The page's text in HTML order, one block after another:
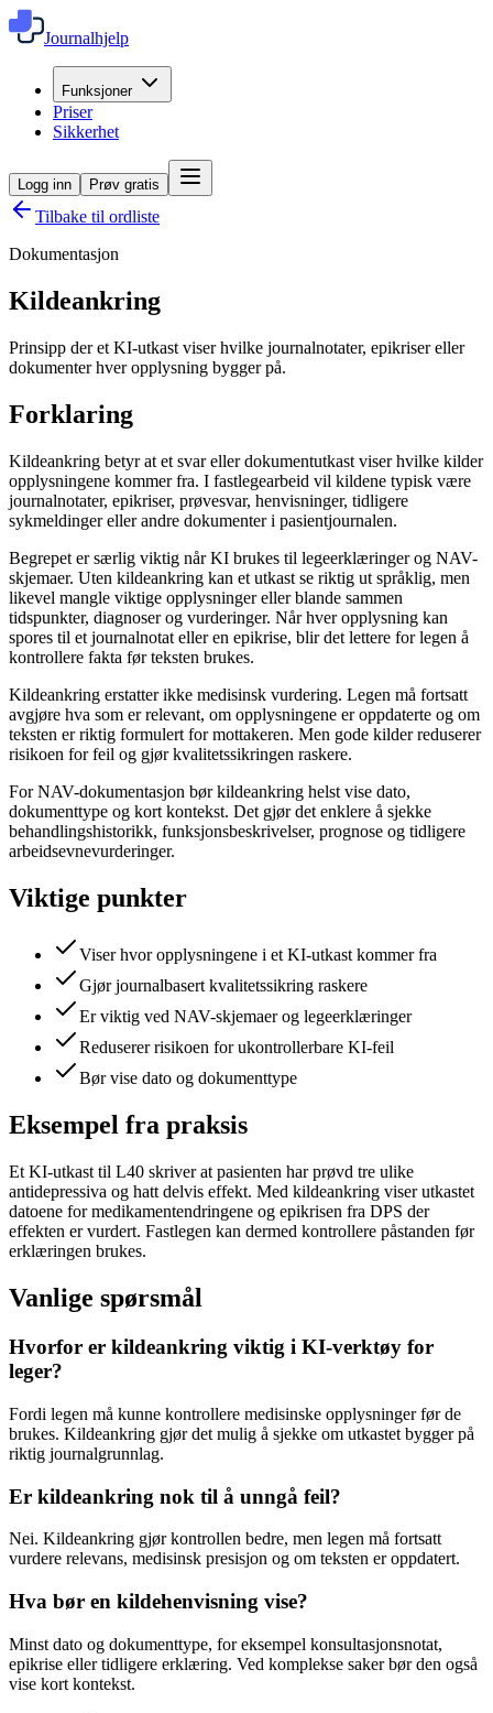
Journalhjelp
Funksjoner
Priser
Sikkerhet
Logg inn Prøv gratis
Tilbake til ordliste
Dokumentasjon
Kildeankring
Prinsipp der et KI-utkast viser hvilke journalnotater, epikriser eller
dokumenter hver opplysning bygger på.
Forklaring
Kildeankring betyr at et svar eller dokumentutkast viser hvilke kilder
opplysningene kommer fra. I fastlegearbeid vil kildene typisk være
journalnotater, epikriser, prøvesvar, henvisninger, tidligere
sykmeldinger eller andre dokumenter i pasientjournalen.
Begrepet er særlig viktig når KI brukes til legeerklæringer og NAV-
skjemaer. Uten kildeankring kan et utkast se riktig ut språklig, men
likevel mangle viktige opplysninger eller blande sammen
tidspunkter, diagnoser og vurderinger. Når hver opplysning kan
spores til et journalnotat eller en epikrise, blir det lettere for legen å
kontrollere fakta før teksten brukes.
Kildeankring erstatter ikke medisinsk vurdering. Legen må fortsatt
avgjøre hva som er relevant, om opplysningene er oppdaterte og om
teksten er riktig formulert for mottakeren. Men gode kilder reduserer
risikoen for feil og gjør kvalitetssikringen raskere.
For NAV-dokumentasjon bør kildeankring helst vise dato,
dokumenttype og kort kontekst. Det gjør det enklere å sjekke
behandlingshistorikk, funksjonsbeskrivelser, prognose og tidligere
arbeidsevnevurderinger.
Viktige punkter
Viser hvor opplysningene i et KI-utkast kommer fra
Gjør journalbasert kvalitetssikring raskere
Er viktig ved NAV-skjemaer og legeerklæringer
Reduserer risikoen for ukontrollerbare KI-feil
Bør vise dato og dokumenttype
Eksempel fra praksis
Et KI-utkast til L40 skriver at pasienten har prøvd tre ulike
antidepressiva og hatt delvis effekt. Med kildeankring viser utkastet
datoene for medikamentendringene og epikrisen fra DPS der
effekten er vurdert. Fastlegen kan dermed kontrollere påstanden før
erklæringen brukes.
Vanlige spørsmål
Hvorfor er kildeankring viktig i KI-verktøy for
leger?
Fordi legen må kunne kontrollere medisinske opplysninger før de
brukes. Kildeankring gjør det mulig å sjekke om utkastet bygger på
riktig journalgrunnlag.
Er kildeankring nok til å unngå feil?
Nei. Kildeankring gjør kontrollen bedre, men legen må fortsatt
vurdere relevans, medisinsk presisjon og om teksten er oppdatert.
Hva bør en kildehenvisning vise?
Minst dato og dokumenttype, for eksempel konsultasjonsnotat,
epikrise eller tidligere erklæring. Ved komplekse saker bør den også
vise kort kontekst.